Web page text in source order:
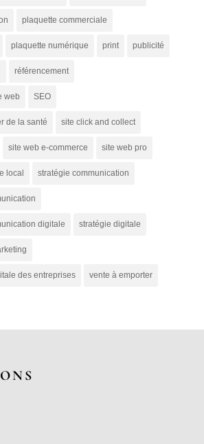
plaquette commerciale
plaquette numérique print publicité
référencement
web SEO
de la santé site click and collect
site web e-commerce site web pro
local stratégie communication
digitale stratégie digitale
des entreprises vente à emporter